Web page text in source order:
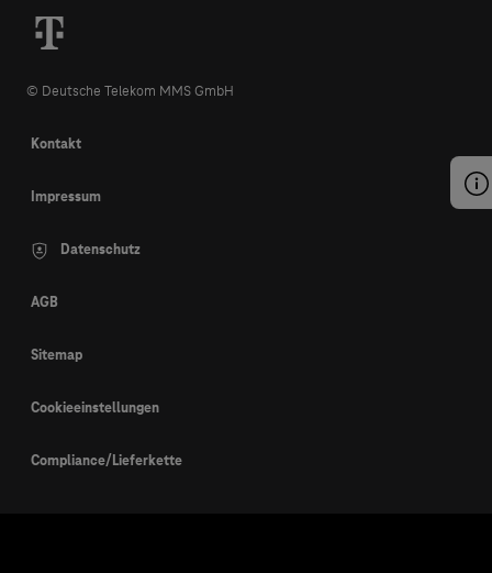
© Deutsche Telekom MMS GmbH
Kontakt
Impressum
Datenschutz
AGB
Sitemap
Cookieeinstellungen
Compliance/Lieferkette